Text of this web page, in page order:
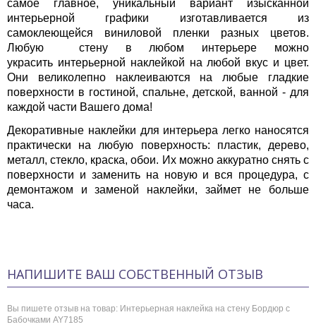
самое главное, уникальный вариант изысканной
интерьерной графики изготавливается из
самоклеющейся виниловой пленки разных цветов.
Любую стену в любом интерьере можно
украсить интерьерной наклейкой на любой вкус и цвет.
Они великолепно наклеиваются на любые гладкие
поверхности в гостиной, спальне, детской, ванной - для
каждой части Вашего дома!
Декоративные наклейки для интерьера легко наносятся
практически на любую поверхность: пластик, дерево,
металл, стекло, краска, обои. Их можно аккуратно снять с
поверхности и заменить на новую и вся процедура, с
демонтажом и заменой наклейки, займет не больше
часа.
НАПИШИТЕ ВАШ СОБСТВЕННЫЙ ОТЗЫВ
Вы пишете отзыв на товар: Интерьерная наклейка на стену Бордюр с
Бабочками AY7185